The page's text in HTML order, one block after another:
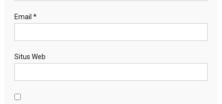
Email *
Situs Web